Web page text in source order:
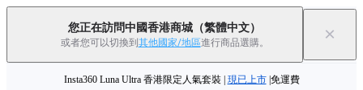
您正在訪問中國香港商城 （繁體中文）
或者您可以切換到 其他國家/地區進行商品選購。 ×
Insta360 Luna Ultra 香港限定人氣套裝 | 現已上市|免運費